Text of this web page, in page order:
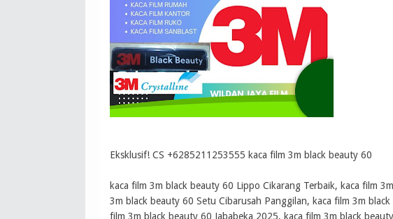
Eksklusif! CS +6285211253555 kaca film 3m black beauty 60
kaca film 3m black beauty 60 Lippo Cikarang Terbaik, kaca film
3m black beauty 60 Setu Cibarusah Panggilan, kaca film 3m
film 3m black beauty 60 Jababeka 2025, kaca film 3m black